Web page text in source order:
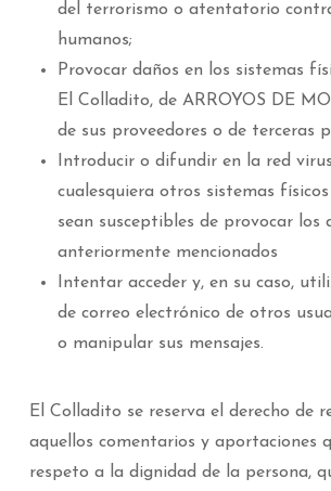
del terrorismo o atentatorio
humanos;
Provocar daños en los sistemas
El Colladito, de ARROYOS DE
de sus proveedores o de terceras
Introducir o difundir en la red
cualesquiera otros sistemas
sean susceptibles de provocar los
anteriormente mencionados
Intentar acceder y, en su caso,
de correo electrónico de otros
o manipular sus mensajes.
El Colladito se reserva el derecho de
aquellos comentarios y aportaciones
respeto a la dignidad de la persona,